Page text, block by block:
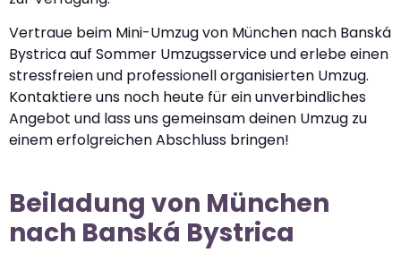
Vertraue beim Mini-Umzug von München nach Banská
Bystrica auf Sommer Umzugsservice und erlebe einen
stressfreien und professionell organisierten Umzug.
Kontaktiere uns noch heute für ein unverbindliches
Angebot und lass uns gemeinsam deinen Umzug zu
einem erfolgreichen Abschluss bringen!
Beiladung von München
nach Banská Bystrica